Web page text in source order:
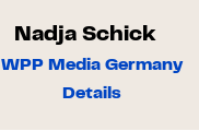
Nadja Schick
WPP Media Germany
Details